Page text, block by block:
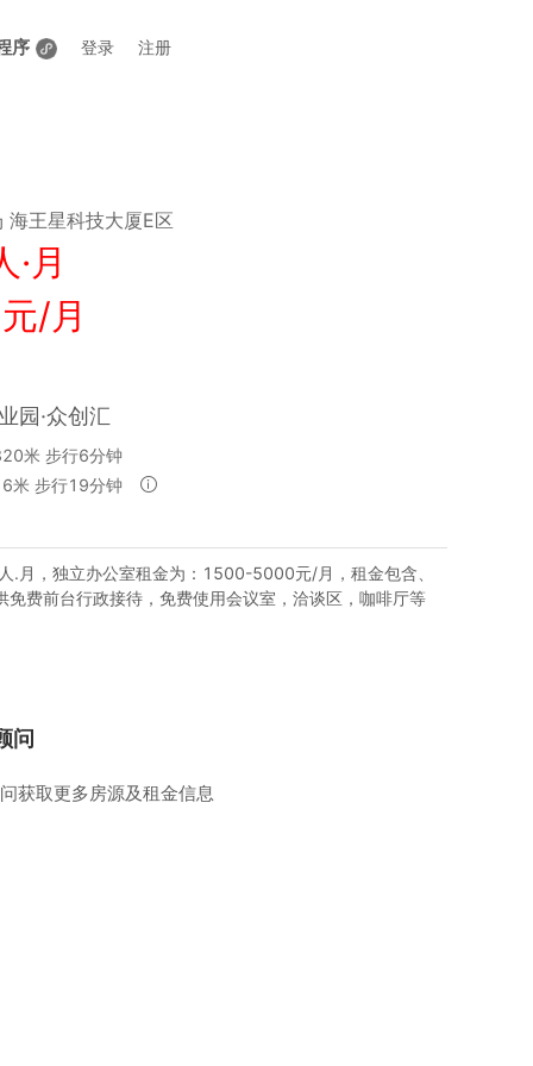
序 登录 注册
海王星科技大厦E区
月
/月
园·众创汇
米 步行6分钟
米 步行19分钟
.月，独立办公室租金为：1500-5000元/月，租金包含、
免费前台行政接待，免费使用会议室，洽谈区，咖啡厅等
问
获取更多房源及租金信息